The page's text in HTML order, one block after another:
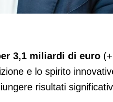
3,1 miliardi di euro
e lo spirito
risultati